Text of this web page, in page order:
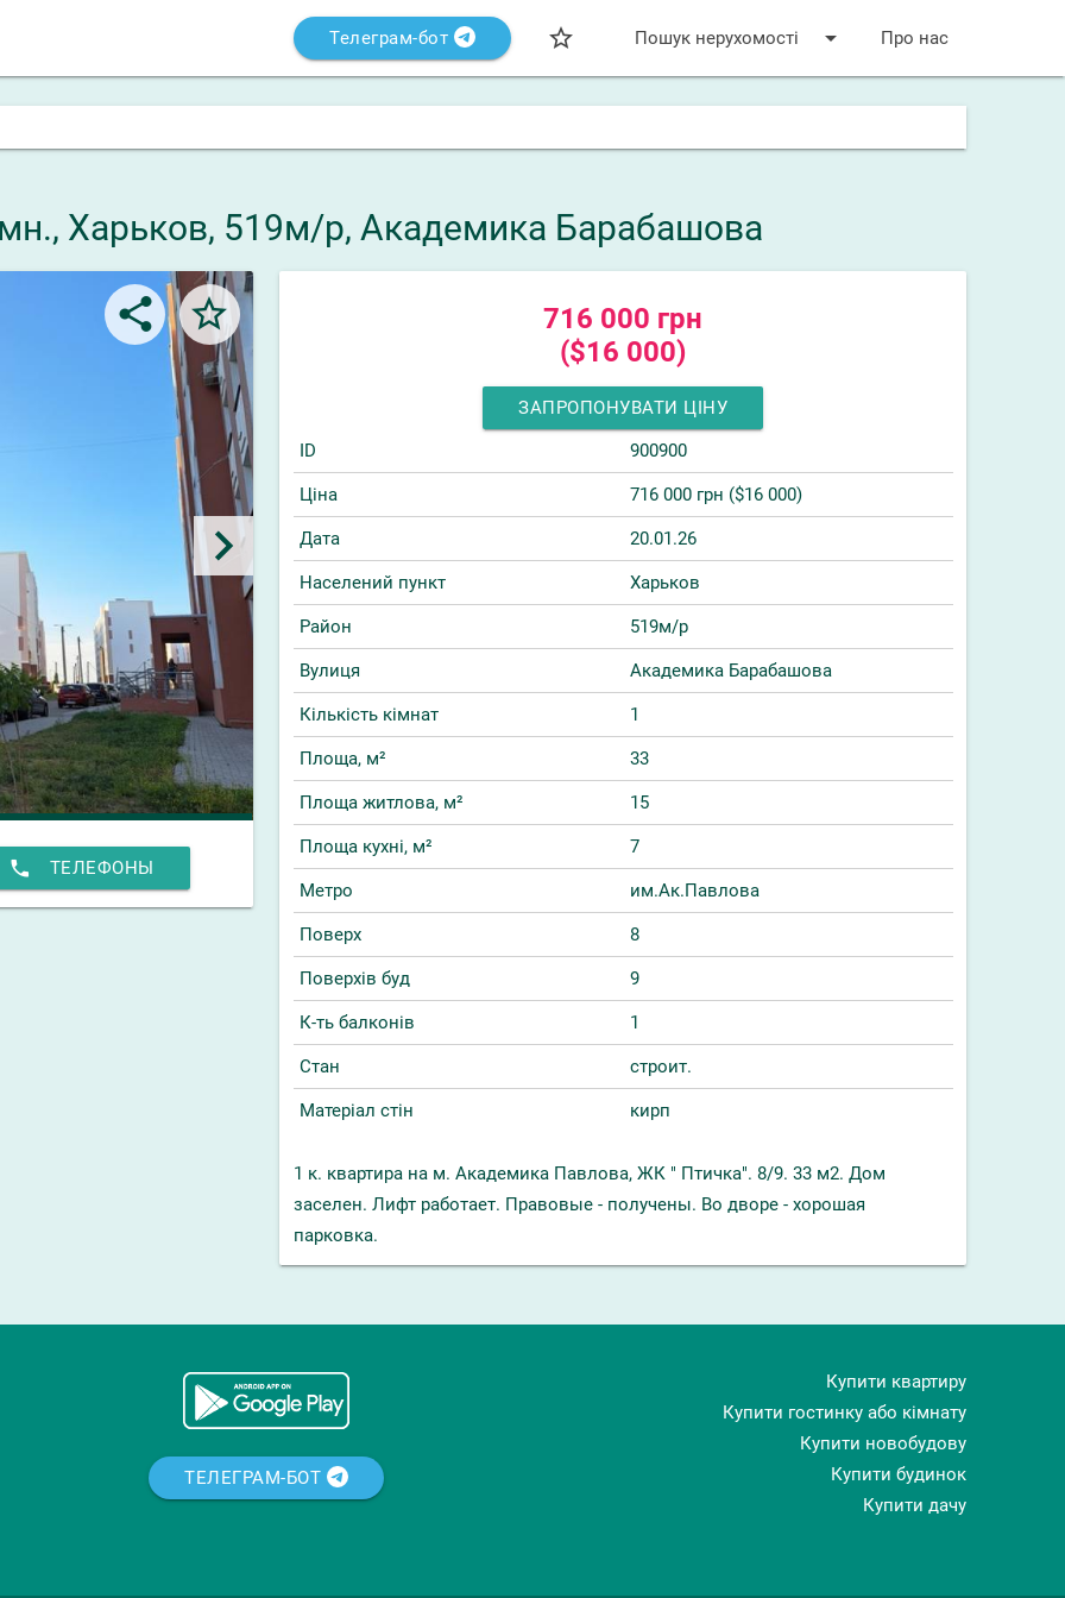
Телеграм-бот star_bordered arrow_drop_down
Пошук нерухомості Про нас
Харьков, 519м/р, Академика Барабашова
share star_border
keyboard_arrow_right
phone ТЕЛЕФОНЫ
716 000 грн
($16 000)
ЗАПРОПОНУВАТИ ЦІНУ
ID
900900
Ціна 716 000 грн ($16 000)
Дата 20.01.26
Населений пункт Харьков
Район 519м/р
Вулиця Академика Барабашова
Кількість кімнат 1
Площа, м² 33
Площа житлова, м² 15
Площа кухні, м² 7
Метро им.Ак.Павлова
Поверх 8
Поверхів буд 9
К-ть балконів 1
Стан строит.
Матеріал стін кирп
1 к. квартира на м. Академика Павлова, ЖК " Птичка". 8/9. 33 м2. Дом
заселен. Лифт работает. Правовые - получены. Во дворе - хорошая
парковка.
ТЕЛЕГРАМ-БОТ
Купити квартиру
Купити гостинку або кімнату
Купити новобудову
Купити будинок
Купити дачу